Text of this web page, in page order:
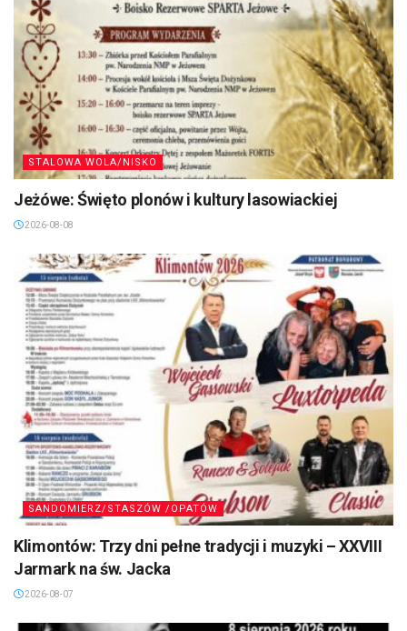
STALOWA WOLA/NISKO
Jeżówe: Święto plonów i kultury lasowiackiej
2026-08-08
SANDOMIERZ/STASZÓW /OPATÓW
Klimontów: Trzy dni pełne tradycji i muzyki – XXVIII
Jarmark na św. Jacka
2026-08-07